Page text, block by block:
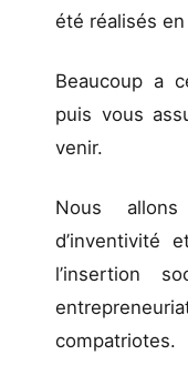
été réalisés
Beaucoup a
puis vous
venir.
Nous
d’inventivité
l’insertion
compatriotes.